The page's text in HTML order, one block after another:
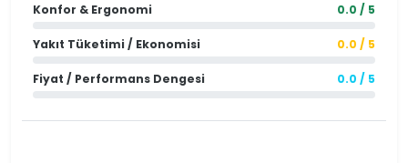
Konfor & Ergonomi 0.0 / 5
Yakıt Tüketimi / Ekonomisi 0.0 / 5
Fiyat / Performans Dengesi 0.0 / 5